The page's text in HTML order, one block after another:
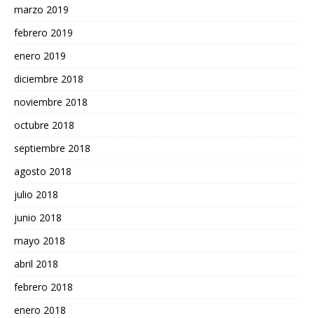
marzo 2019
febrero 2019
enero 2019
diciembre 2018
noviembre 2018
octubre 2018
septiembre 2018
agosto 2018
julio 2018
junio 2018
mayo 2018
abril 2018
febrero 2018
enero 2018